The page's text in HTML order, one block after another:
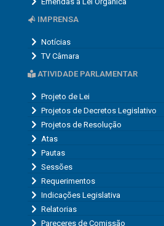
IMPRENSA
Notícias
TV Câmara
ATIVIDADE PARLAMENTAR
Projeto de Lei
Projetos de Decretos Legislativo
Projetos de Resolução
Atas
Pautas
Sessões
Requerimentos
Indicações Legislativa
Relatorias
Pareceres de Comissão